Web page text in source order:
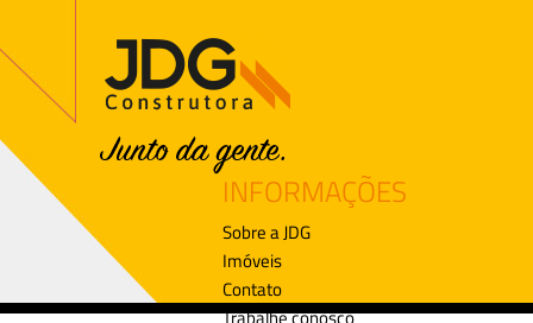
INFORMAÇÕES
Sobre a JDG
Imóveis
Contato